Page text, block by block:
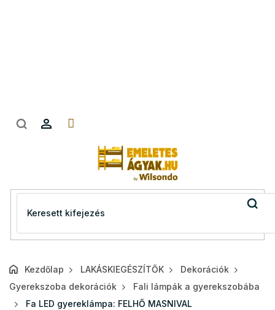
Kezdőlap LAKÁSKIEGÉSZÍTŐK
Dekorációk
Gyerekszoba dekorációk
Fali lámpák a gyerekszobába
Fa LED gyereklámpa: FELHŐ MASNIVAL